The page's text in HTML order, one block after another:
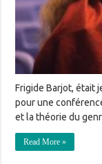
Frigide Barjot, était
pour une
et la théorie du
Read More »